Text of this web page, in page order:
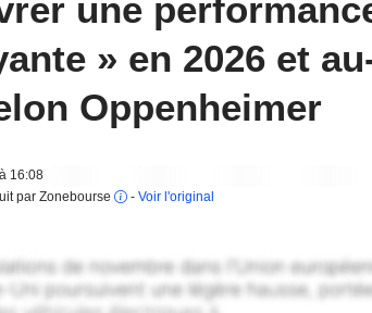
une
» en 2026 et
Oppenheimer
16:08
par Zonebourse
- Voir l'original